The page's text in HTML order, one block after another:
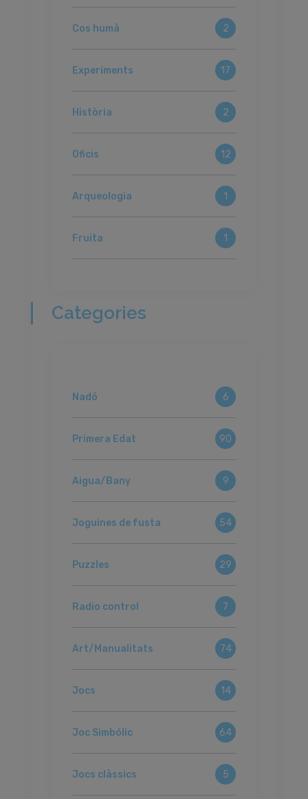
Cos humà 2
Experiments 17
Història 2
Oficis 12
Arqueologia 1
Fruita 1
Categories
Nadó 6
Primera Edat 90
Aigua/Bany 9
Joguines de fusta 54
Puzzles 29
Radio control 7
Art/Manualitats 74
Jocs 14
Joc Simbólic 64
Jocs clàssics 5